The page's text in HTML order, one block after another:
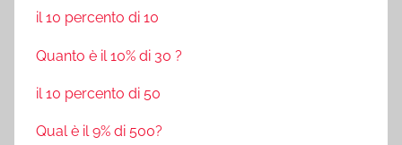
il 10 percento di 10
Quanto è il 10% di 30 ?
il 10 percento di 50
Qual è il 9% di 500?